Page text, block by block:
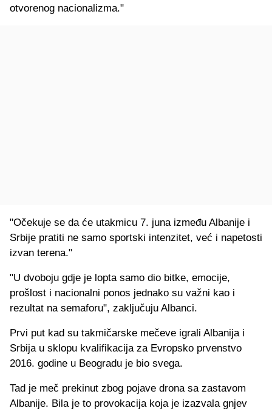
otvorenog nacionalizma."
"Očekuje se da će utakmicu 7. juna između Albanije i
Srbije pratiti ne samo sportski intenzitet, već i napetosti
izvan terena."
"U dvoboju gdje je lopta samo dio bitke, emocije,
prošlost i nacionalni ponos jednako su važni kao i
rezultat na semaforu", zaključuju Albanci.
Prvi put kad su takmičarske mečeve igrali Albanija i
Srbija u sklopu kvalifikacija za Evropsko prvenstvo
2016. godine u Beogradu je bio svega.
Tad je meč prekinut zbog pojave drona sa zastavom
Albanije. Bila je to provokacija koja je izazvala gnjev